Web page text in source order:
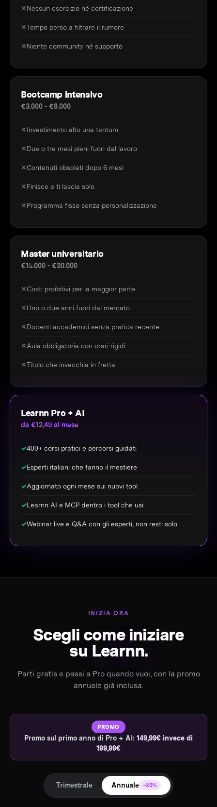
✕Nessun esercizio né certificazione
✕Tempo perso a filtrare il rumore
✕Niente community né supporto
Bootcamp intensivo
€3.000 - €8.000
✕Investimento alto una tantum
✕Due o tre mesi pieni fuori dal lavoro
✕Contenuti obsoleti dopo 6 mesi
✕Finisce e ti lascia solo
✕Programma fisso senza personalizzazione
Master universitario
€15.000 - €30.000
✕Costi proibitivi per la maggior parte
✕Uno o due anni fuori dal mercato
✕Docenti accademici senza pratica recente
✕Aula obbligatoria con orari rigidi
✕Titolo che invecchia in fretta
Learnn Pro + AI
da €12,49 al mese
✓400+ corsi pratici e percorsi guidati
✓Esperti italiani che fanno il mestiere
✓Aggiornato ogni mese sui nuovi tool
✓Learnn AI e MCP dentro i tool che usi
✓Webinar live e Q&A con gli esperti, non resti solo
INIZIA ORA
Scegli come iniziare
su Learnn.
Parti gratis e passi a Pro quando vuoi, con la promo
annuale già inclusa.
PROMO
Promo sul primo anno di Pro + AI: 149,99€ invece di
199,99€
Trimestrale Annuale −25%